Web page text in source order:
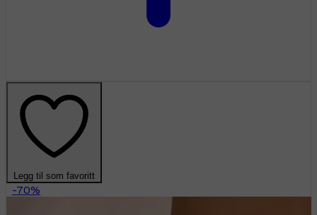
Legg til som favoritt
-70%